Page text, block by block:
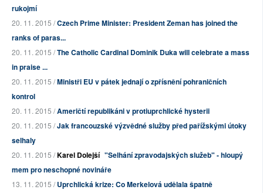
rukojmí
20. 11. 2015 /Czech Prime Minister: President Zeman has joined the
ranks of paras...
20. 11. 2015 /The Catholic Cardinal Dominik Duka will celebrate a mass
in praise ...
20. 11. 2015 /Ministři EU v pátek jednají o zpřísnění pohraničních
kontrol
20. 11. 2015 /Američtí republikáni v protiuprchlické hysterii
20. 11. 2015 /Jak francouzské výzvědné služby před pařížskými útoky
selhaly
20. 11. 2015 /Karel Dolejší "Selhání zpravodajských služeb" - hloupý
mem pro neschopné novináře
13. 11. 2015 /Uprchlická krize: Co Merkelová udělala špatně